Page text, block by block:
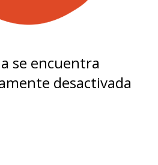
se encuentra
desactivada